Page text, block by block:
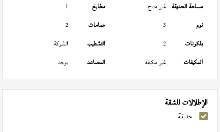
مساحة الحديقة غير متاح مطابخ
1
نوم
3 حمامات
2
بلكونات
2 التشطيب
الشركة
المكيفات
غير مكيفة المصاعد يوجد
الإطلالات للشقة
حديقة